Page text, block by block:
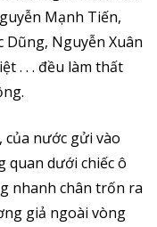
Mạnh Tiến,
Dũng, Nguyễn Xuân
. . . đều làm thất
của nước gửi vào
quan dưới chiếc ô
nhanh chân trốn ra
giả ngoài vòng